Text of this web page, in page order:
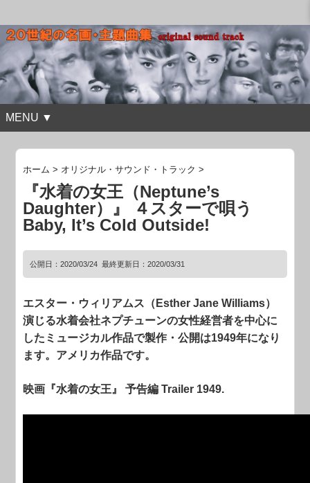
MENU ▼
ホーム > オリジナル・サウンド・トラック >
『水着の女王（Neptune’s
Daughter）』 ４スターで唄う
Baby, It’s Cold Outside!
公開日：2020/03/24 最終更新日：2020/03/31
エスター・ウィリアムス（Esther Jane Williams）
演じる水着会社ネプチューンの女性経営者を中心に
したミュージカル作品で製作・公開は1949年になり
ます。アメリカ作品です。
映画『水着の女王』 予告編 Trailer 1949.